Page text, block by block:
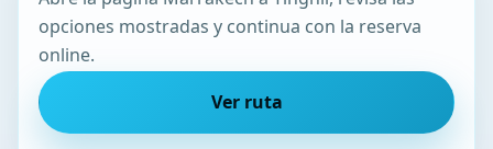
opciones mostradas y continua con la reserva
online.
Ver ruta